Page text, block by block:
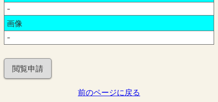
-
画像
-
閲覧申請
前のページに戻る